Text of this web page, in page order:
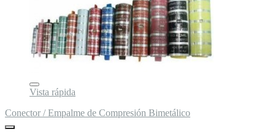
Vista rápida
Conector / Empalme de Compresión Bimetálico